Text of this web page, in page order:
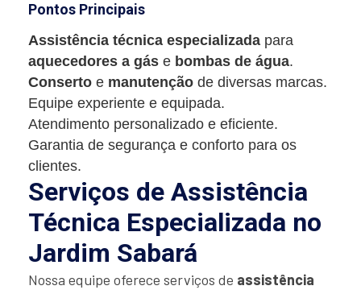
Pontos Principais
Assistência técnica especializada para
aquecedores a gás e bombas de água.
Conserto e manutenção de diversas marcas.
Equipe experiente e equipada.
Atendimento personalizado e eficiente.
Garantia de segurança e conforto para os
clientes.
Serviços de Assistência
Técnica Especializada no
Jardim Sabará
Nossa equipe oferece serviços de assistência